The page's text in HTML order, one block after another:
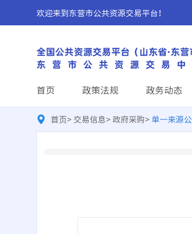
欢迎来到东营市公共资源交易平台！
首页 政策法规 政务动态
首页> 交易信息>政府采购> 单一来源